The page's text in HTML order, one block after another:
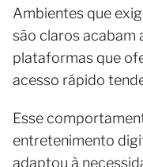
Ambientes que
são claros acabam
plataformas que
acesso rápido
Esse
entretenimento
adaptou à